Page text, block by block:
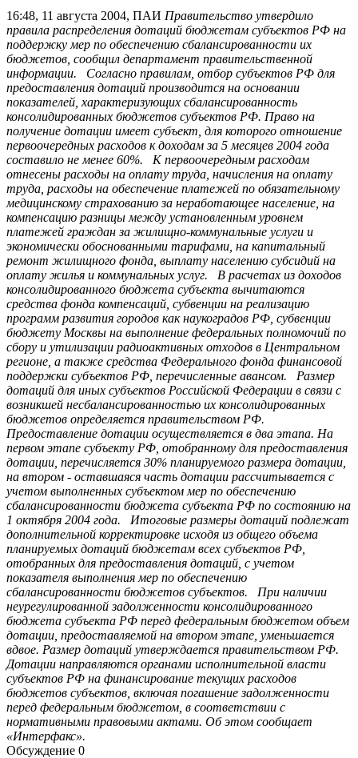
16:48, 11 августа 2004, ПАИ Правительство утвердило
правила распределения дотаций бюджетам субъектов РФ на
поддержку мер по обеспечению сбалансированности их
бюджетов, сообщил департамент правительственной
информации. Согласно правилам, отбор субъектов РФ для
предоставления дотаций производится на основании
показателей, характеризующих сбалансированность
консолидированных бюджетов субъектов РФ. Право на
получение дотации имеет субъект, для которого отношение
первоочередных расходов к доходам за 5 месяцев 2004 года
составило не менее 60%. К первоочередным расходам
отнесены расходы на оплату труда, начисления на оплату
труда, расходы на обеспечение платежей по обязательному
медицинскому страхованию за неработающее население, на
компенсацию разницы между установленным уровнем
платежей граждан за жилищно-коммунальные услуги и
экономически обоснованными тарифами, на капитальный
ремонт жилищного фонда, выплату населению субсидий на
оплату жилья и коммунальных услуг. В расчетах из доходов
консолидированного бюджета субъекта вычитаются
средства фонда компенсаций, субвенции на реализацию
программ развития городов как наукоградов РФ, субвенции
бюджету Москвы на выполнение федеральных полномочий по
сбору и утилизации радиоактивных отходов в Центральном
регионе, а также средства Федерального фонда финансовой
поддержки субъектов РФ, перечисленные авансом. Размер
дотаций для иных субъектов Российской Федерации в связи с
возникшей несбалансированностью их консолидированных
бюджетов определяется правительством РФ.
Предоставление дотации осуществляется в два этапа. На
первом этапе субъекту РФ, отобранному для предоставления
дотации, перечисляется 30% планируемого размера дотации,
на втором - оставшаяся часть дотации рассчитывается с
учетом выполненных субъектом мер по обеспечению
сбалансированности бюджета субъекта РФ по состоянию на
1 октября 2004 года. Итоговые размеры дотаций подлежат
дополнительной корректировке исходя из общего объема
планируемых дотаций бюджетам всех субъектов РФ,
отобранных для предоставления дотаций, с учетом
показателя выполнения мер по обеспечению
сбалансированности бюджетов субъектов. При наличии
неурегулированной задолженности консолидированного
бюджета субъекта РФ перед федеральным бюджетом объем
дотации, предоставляемой на втором этапе, уменьшается
вдвое. Размер дотаций утверждается правительством РФ.
Дотации направляются органами исполнительной власти
субъектов РФ на финансирование текущих расходов
бюджетов субъектов, включая погашение задолженности
перед федеральным бюджетом, в соответствии с
нормативными правовыми актами. Об этом сообщает
«Интерфакс».
Обсуждение 0